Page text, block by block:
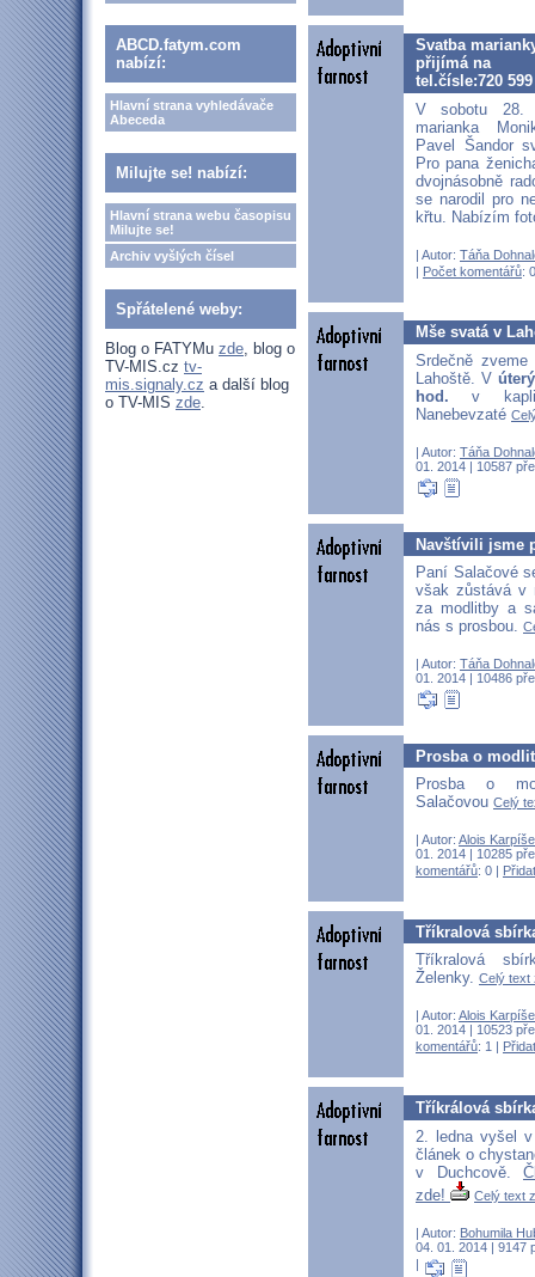
ABCD.fatym.com
nabízí:
Hlavní strana vyhledávače
Abeceda
Milujte se! nabízí:
Hlavní strana webu časopisu
Milujte se!
Archiv vyšlých čísel
Spřátelené weby:
Blog o FATYMu zde, blog o
TV-MIS.cz tv-
mis.signaly.cz a další blog
o TV-MIS zde.
Svatba
přijímá na
tel.čísle:720 599
V sobotu 28.
marianka
Pavel Šandor
Pro pana
dvojnásobně
se narodil pro
křtu. Nabízím
| Autor: Táňa
| Počet komentářů:
Mše svatá v
Srdečně
Lahoště. V
hod. v kapli
Nanebevzaté
| Autor: Táňa
01. 2014 | 10587
Navštívili jsme
Paní Salačové
však zůstává v
za modlitby a
nás s prosbou.
| Autor: Táňa
01. 2014 | 10486
Prosba o
Prosba o
Salačovou Celý
| Autor: Alois
01. 2014 | 10285
komentářů: 0 |
Tříkralová
Tříkralová
Želenky. Celý text
| Autor: Alois
01. 2014 | 10523
komentářů: 1 |
Tříkrálová
2. ledna vyšel
článek o
v Duchcově.
zde!
Celý text
| Autor: Bohumila
04. 01. 2014 | 9147
|